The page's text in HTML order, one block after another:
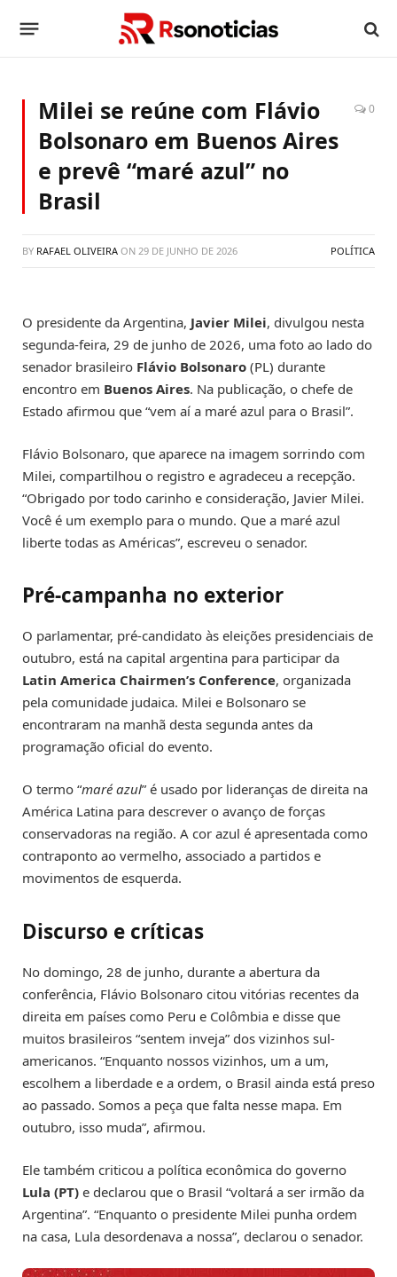
Milei se reúne com Flávio
Bolsonaro em Buenos Aires
e prevê “maré azul” no
Brasil
0
BY RAFAEL OLIVEIRA ON 29 DE JUNHO DE 2026 POLÍTICA
O presidente da Argentina, Javier Milei, divulgou nesta
segunda-feira, 29 de junho de 2026, uma foto ao lado do
senador brasileiro Flávio Bolsonaro (PL) durante
encontro em Buenos Aires. Na publicação, o chefe de
Estado afirmou que “vem aí a maré azul para o Brasil”.
Flávio Bolsonaro, que aparece na imagem sorrindo com
Milei, compartilhou o registro e agradeceu a recepção.
“Obrigado por todo carinho e consideração, Javier Milei.
Você é um exemplo para o mundo. Que a maré azul
liberte todas as Américas”, escreveu o senador.
Pré-campanha no exterior
O parlamentar, pré-candidato às eleições presidenciais de
outubro, está na capital argentina para participar da
Latin America Chairmen’s Conference, organizada
pela comunidade judaica. Milei e Bolsonaro se
encontraram na manhã desta segunda antes da
programação oficial do evento.
O termo “maré azul” é usado por lideranças de direita na
América Latina para descrever o avanço de forças
conservadoras na região. A cor azul é apresentada como
contraponto ao vermelho, associado a partidos e
movimentos de esquerda.
Discurso e críticas
No domingo, 28 de junho, durante a abertura da
conferência, Flávio Bolsonaro citou vitórias recentes da
direita em países como Peru e Colômbia e disse que
muitos brasileiros “sentem inveja” dos vizinhos sul-
americanos. “Enquanto nossos vizinhos, um a um,
escolhem a liberdade e a ordem, o Brasil ainda está preso
ao passado. Somos a peça que falta nesse mapa. Em
outubro, isso muda”, afirmou.
Ele também criticou a política econômica do governo
Lula (PT) e declarou que o Brasil “voltará a ser irmão da
Argentina”. “Enquanto o presidente Milei punha ordem
na casa, Lula desordenava a nossa”, declarou o senador.